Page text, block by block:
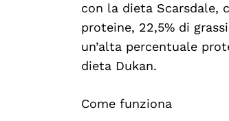
con la dieta Scarsdale,
proteine, 22,5% di
un’alta percentuale
dieta Dukan.
Come funziona